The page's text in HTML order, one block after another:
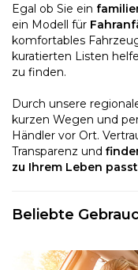
Egal ob Sie ein
ein Modell für
komfortables
kuratierten Listen
zu finden.
Durch unsere
kurzen Wegen und
Händler vor Ort.
Transparenz und
zu Ihrem Leben passt
Beliebte